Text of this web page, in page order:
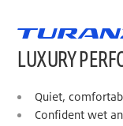
LUXURY
Quiet,
Confident wet